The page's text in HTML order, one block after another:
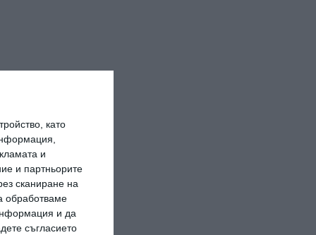
като
и
и партньорите
сканиране на
обработваме
и да
съгласието